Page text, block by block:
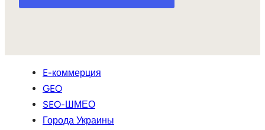
E-коммерция
GEO
SEO-ШМЕО
Города Украины